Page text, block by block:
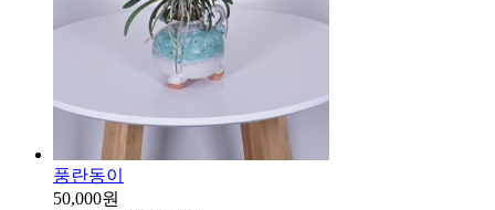
풍란동이
50,000원